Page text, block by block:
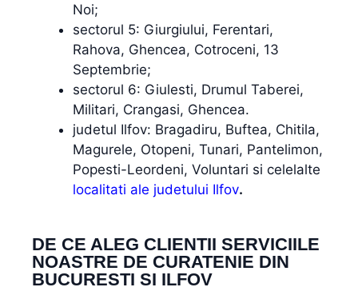
Noi;
sectorul 5: Giurgiului, Ferentari,
Rahova, Ghencea, Cotroceni, 13
Septembrie;
sectorul 6: Giulesti, Drumul Taberei,
Militari, Crangasi, Ghencea.
judetul Ilfov: Bragadiru, Buftea, Chitila,
Magurele, Otopeni, Tunari, Pantelimon,
Popesti-Leordeni, Voluntari si celelalte
localitati ale judetului Ilfov.
DE CE ALEG CLIENTII SERVICIILE
NOASTRE DE CURATENIE DIN
BUCURESTI SI ILFOV